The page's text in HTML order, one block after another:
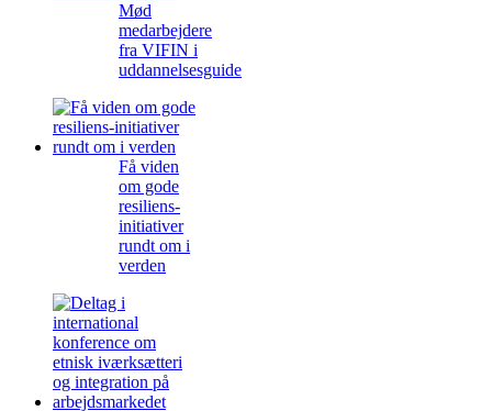
Mød
medarbejdere
fra VIFIN i
uddannelsesguide
Få viden
om gode
resiliens-
initiativer
rundt om i
verden